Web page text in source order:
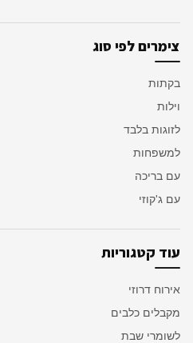
צימרים לפי סוג
בקתות
וילות
לזוגות בלבד
למשפחות
עם בריכה
עם ג'קוזי
עוד קטגוריות
אירוח דרוזי
מקבלים כלבים
לשומרי שבת